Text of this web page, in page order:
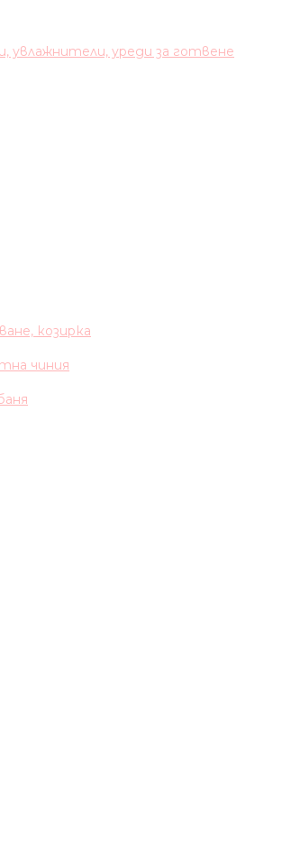
увлажнители, уреди за готвене
козирка
чиния